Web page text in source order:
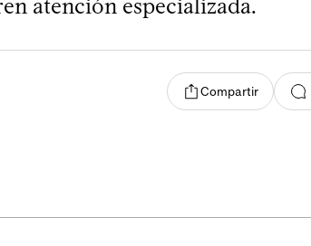
atención especializada.
Compartir